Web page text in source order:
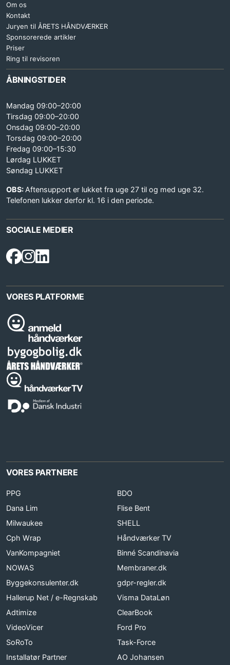
Om os
Kontakt
Juryen til ÅRETS HÅNDVÆRKER
Sponsorerede artikler
Priser
Ring til revisoren
ÅBNINGSTIDER
Mandag 09:00–20:00
Tirsdag 09:00–20:00
Onsdag 09:00–20:00
Torsdag 09:00–20:00
Fredag 09:00–15:30
Lørdag LUKKET
Søndag LUKKET
OBS: Aftensupport er lukket fra uge 27 til og med uge 32.
Telefonen lukker derfor kl. 16 i den periode.
SOCIALE MEDIER
VORES PLATFORME
VORES PARTNERE
PPG
BDO
Dana Lim
Flise Bent
Milwaukee
SHELL
Cph Wrap
Håndværker TV
VanKompagniet
Binné Scandinavia
NOWAS
Membraner.dk
Byggekonsulenter.dk
gdpr-regler.dk
Hallerup Net / e-Regnskab
Visma DataLøn
Adtimize
ClearBook
VideoVicer
Ford Pro
SoRoTo
Task-Force
Installatør Partner
AO Johansen